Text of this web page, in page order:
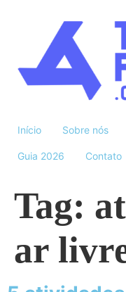
Início Sobre nós
Guia 2026 Contato
Tag:
ar